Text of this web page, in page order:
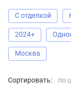
С отделкой
2024+
Москва
Сортировать: по